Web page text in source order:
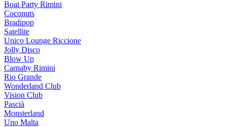
Boat Party Rimini
Coconuts
Bradipop
Satellite
Unico Lounge Riccione
Jolly Disco
Blow Up
Carnaby Rimini
Rio Grande
Wonderland Club
Vision Club
Pascià
Monsterland
Uno Malta